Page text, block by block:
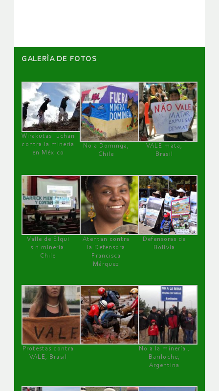
GALERÌA DE FOTOS
Wirakutas luchan
contra la minería
en México
No a Dominga,
Chile
VALE mata,
Brasil
Valle de Elqui
sin minería.
Chile
Atentan contra
la Defensora
Francisca
Márquez
Defensoras de
Bolivia
Protestas contra
VALE, Brasil
No a la minería ,
Bariloche,
Argentina